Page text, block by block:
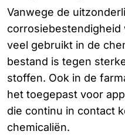
Vanwege de
corrosiebestendigheid
veel gebruikt in de
bestand is tegen
stoffen. Ook in de
het toegepast voor
die continu in contact
chemicaliën.